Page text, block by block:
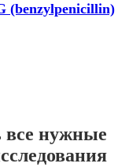
(benzylpenicillin)
все нужные